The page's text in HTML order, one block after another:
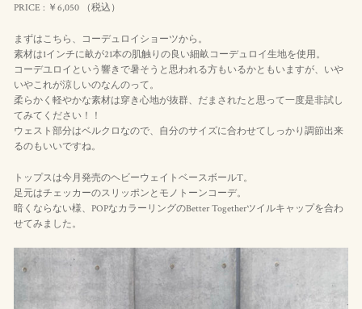
PRICE : ￥6,050 （税込 ）
まずはこちら、コーデュロイショーツから。
素材は1インチに畝が21本の肌触りの良い細畝コーデュロイ生地を使用。
コーデユロイという響きで暑そうと思われる方もいるかともいますが、いや
いやこれが涼しいのなんのって。
柔らかく軽やかな素材は穿き心地が抜群、だまされたと思って一度是非試し
てみてください！！
ウェスト部分はベルクロなので、自分のサイズに合わせてしっかり調節出来
るのもいいですね。
トップスは今月発売のヘビーウェイトベースボールT。
足元はチェッカーのスリッポンとモノトーンコーデ。
暗くならない様、POPなカラーリングのBetter Togetherツイルキャップを合わ
せてみました。